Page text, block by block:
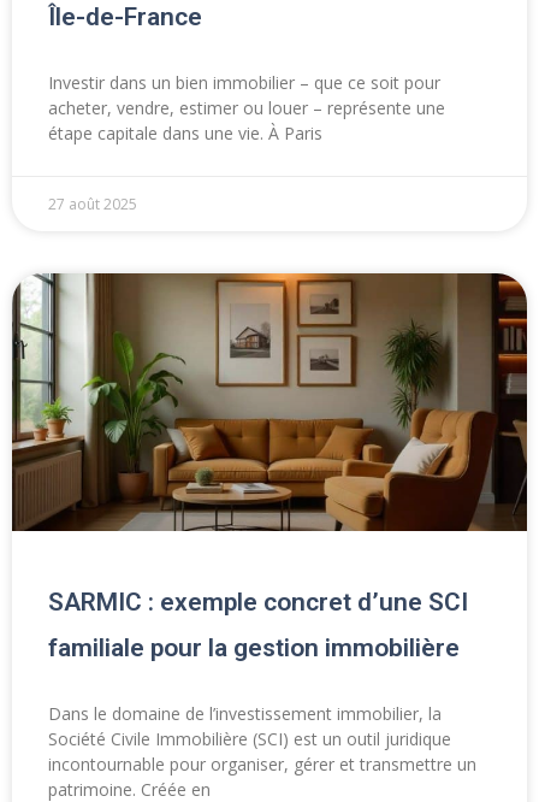
Île-de-France
Investir dans un bien immobilier – que ce soit pour
acheter, vendre, estimer ou louer – représente une
étape capitale dans une vie. À Paris
27 août 2025
SARMIC : exemple concret d’une SCI
familiale pour la gestion immobilière
Dans le domaine de l’investissement immobilier, la
Société Civile Immobilière (SCI) est un outil juridique
incontournable pour organiser, gérer et transmettre un
patrimoine. Créée en